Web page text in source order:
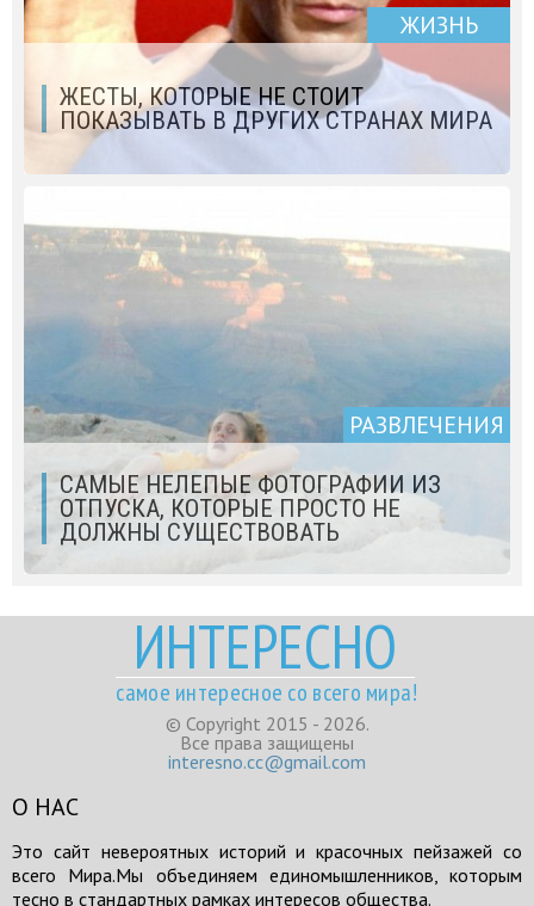
ЖИЗНЬ
ЖЕСТЫ, КОТОРЫЕ НЕ СТОИТ
ПОКАЗЫВАТЬ В ДРУГИХ СТРАНАХ МИРА
РАЗВЛЕЧЕНИЯ
САМЫЕ НЕЛЕПЫЕ ФОТОГРАФИИ ИЗ
ОТПУСКА, КОТОРЫЕ ПРОСТО НЕ
ДОЛЖНЫ СУЩЕСТВОВАТЬ
ИНТЕРЕСНО
самое интересное со всего мира!
© Copyright 2015 - 2026.
Все права защищены
interesno.cc@gmail.com
О НАС
Это сайт невероятных историй и красочных пейзажей со
всего Мира.Мы объединяем единомышленников, которым
тесно в стандартных рамках интересов общества.